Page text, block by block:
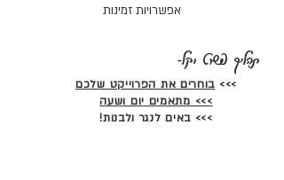
אפשרויות זמינות
תהליך פשוט וקל-
>>> בוחרים את הפרוייקט שלכם
>>> מתאמים יום ושעה
>>> באים לנגר ולבנות!